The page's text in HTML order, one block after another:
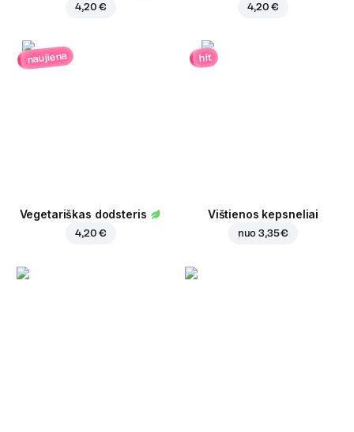
4,20 € 4,20 €
naujiena
Vegetariškas dodsteris
4,20 €
hit
Vištienos kepsneliai
nuo3,35 €